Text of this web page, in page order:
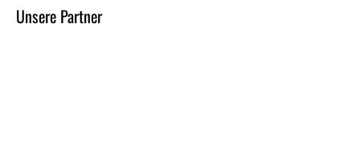
Unsere Partner